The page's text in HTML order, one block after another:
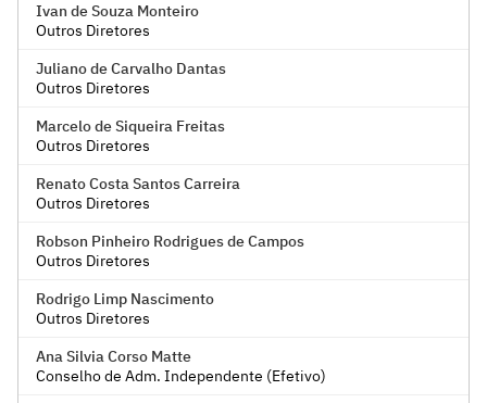
Ivan de Souza Monteiro
Outros Diretores
Juliano de Carvalho Dantas
Outros Diretores
Marcelo de Siqueira Freitas
Outros Diretores
Renato Costa Santos Carreira
Outros Diretores
Robson Pinheiro Rodrigues de Campos
Outros Diretores
Rodrigo Limp Nascimento
Outros Diretores
Ana Silvia Corso Matte
Conselho de Adm. Independente (Efetivo)